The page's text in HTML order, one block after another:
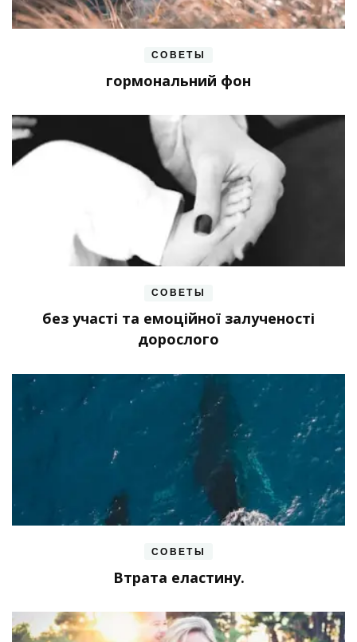
СОВЕТЫ
гормональний фон
СОВЕТЫ
без участі та емоційної залученості
дорослого
СОВЕТЫ
Втрата еластину.